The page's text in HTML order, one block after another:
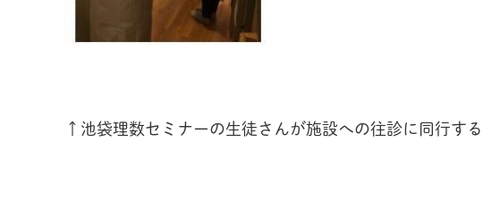
↑池袋理数セミナーの生徒さんが施設への往診に同行す